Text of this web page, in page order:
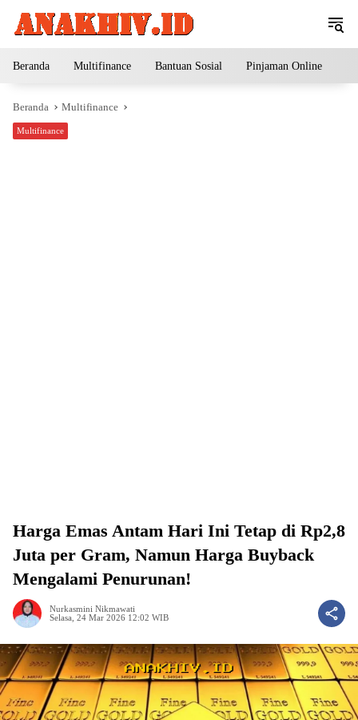
Beranda Multifinance Bantuan Sosial Pinjaman Online
Beranda Multifinance
Multifinance
Harga Emas Antam Hari Ini Tetap di Rp2,8
Juta per Gram, Namun Harga Buyback
Mengalami Penurunan!
Nurkasmini Nikmawati
Selasa, 24 Mar 2026 12:02 WIB